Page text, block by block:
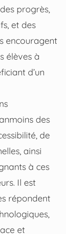
progrès,
et des
encouragent
élèves à
d’un
des
de
ainsi
à ces
Il est
répondent
et